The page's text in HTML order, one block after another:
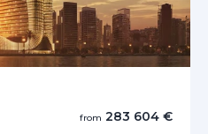
from 283 604 €